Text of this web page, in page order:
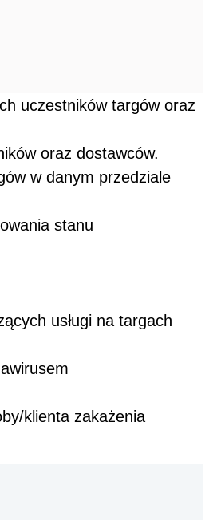
uczestników targów oraz
oraz dostawców.
w danym przedziale
stanu
usługi na targach
klienta zakażenia